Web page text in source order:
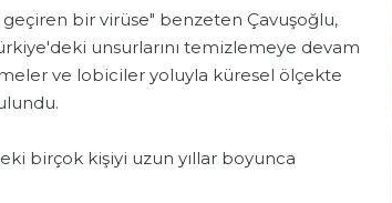
geçiren bir virüse" benzeten Çavuşoğlu,
unsurlarını temizlemeye devam
ve lobiciler yoluyla küresel ölçekte
birçok kişiyi uzun yıllar boyunca